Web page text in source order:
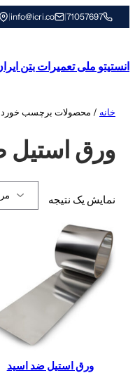
به
71057697
|
info@icri.co
|
انستیتو ملی تعمیرات بتن
خانه / محصولات برچسب
ورق استیل
نمایش یک نتیجه
ورق استیل ضد اسید